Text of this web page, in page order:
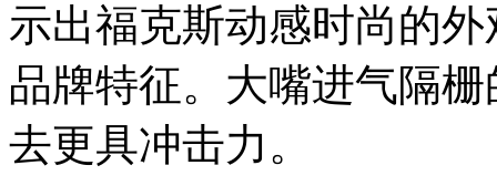
示出福克斯动感时尚的
品牌特征。大嘴进气隔
去更具冲击力。